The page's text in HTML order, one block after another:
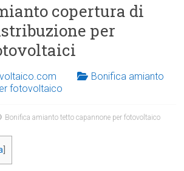
copertura di
per
Bonifica amianto
fotovoltaico
Bonifica amianto tetto capannone per fotovoltaico